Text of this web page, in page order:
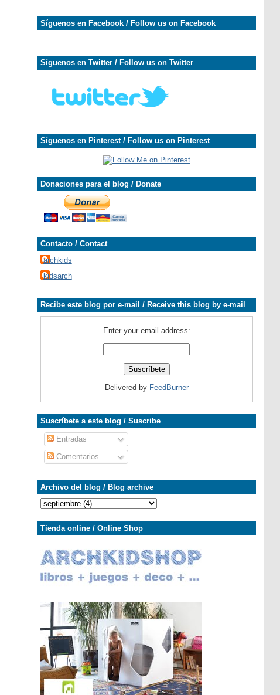
Síguenos en Facebook / Follow us on Facebook
Síguenos en Twitter / Follow us on Twitter
Síguenos en Pinterest / Follow us on Pinterest
Donaciones para el blog / Donate
Contacto / Contact
archkids
kidsarch
Recibe este blog por e-mail / Receive this blog by e-mail
Enter your email address:
Delivered by FeedBurner
Suscríbete a este blog / Suscribe
Entradas
Comentarios
Archivo del blog / Blog archive
Tienda online / Online Shop